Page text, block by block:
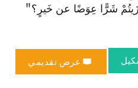
شَرًّا عِوَضًا عن خَيرٍ؟"
عرض تقديمي